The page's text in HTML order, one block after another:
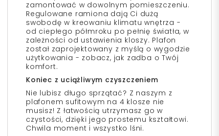
zamontować w dowolnym pomieszczeniu.
Regulowane ramiona dają Ci dużą
swobodę w kreowaniu klimatu wnętrza -
od ciepłego półmroku po pełnię światła, w
zależności od ustawienia kloszy. Plafon
został zaprojektowany z myślą o wygodzie
użytkowania - zobacz, jak zadba o Twój
komfort.
Koniec z uciążliwym czyszczeniem
Nie lubisz długo sprzątać? Z naszym z
plafonem sufitowym na 4 klosze nie
musisz! Z łatwością utrzymasz go w
czystości, dzięki jego prostemu kształtowi.
Chwila moment i wszystko lśni.